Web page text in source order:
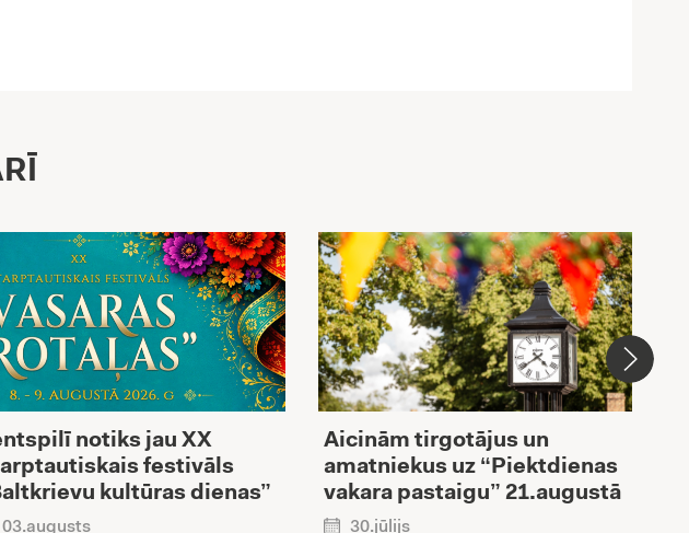
notiks jau XX
festivāls
kultūras dienas”
03.augusts
Aicinām tirgotājus un
amatniekus uz “Piektdienas
vakara pastaigu” 21.augustā
30.jūlijs